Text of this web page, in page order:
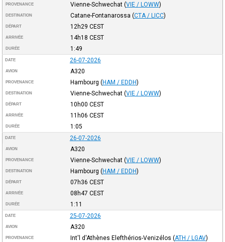
PROVENANCE Vienne-Schwechat (VIE / LOWW)
DESTINATION Catane-Fontanarossa (CTA / LICC)
DÉPART 12h29 CEST
ARRIVÉE 14h18 CEST
DURÉE 1:49
DATE 26-07-2026
AVION A320
PROVENANCE Hambourg (HAM / EDDH)
DESTINATION Vienne-Schwechat (VIE / LOWW)
DÉPART 10h00 CEST
ARRIVÉE 11h06 CEST
DURÉE 1:05
DATE 26-07-2026
AVION A320
PROVENANCE Vienne-Schwechat (VIE / LOWW)
DESTINATION Hambourg (HAM / EDDH)
DÉPART 07h36 CEST
ARRIVÉE 08h47 CEST
DURÉE 1:11
DATE 25-07-2026
AVION A320
PROVENANCE Int'l d'Athènes Elefthérios-Venizélos (ATH / LGAV)